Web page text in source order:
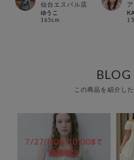
仙台エスパル店
ゆうこ
165cm
BLOG
この商品を紹介し